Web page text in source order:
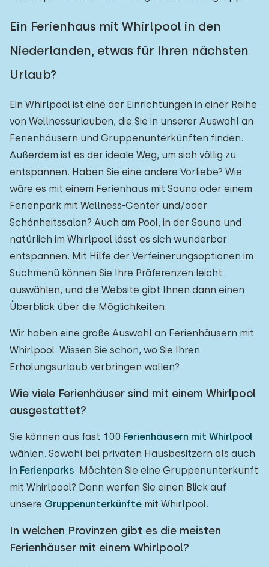
Ein Ferienhaus mit Whirlpool in den
Niederlanden, etwas für Ihren nächsten
Urlaub?
Ein Whirlpool ist eine der Einrichtungen in einer Reihe
von Wellnessurlauben, die Sie in unserer Auswahl an
Ferienhäusern und Gruppenunterkünften finden.
Außerdem ist es der ideale Weg, um sich völlig zu
entspannen. Haben Sie eine andere Vorliebe? Wie
wäre es mit einem Ferienhaus mit Sauna oder einem
Ferienpark mit Wellness-Center und/oder
Schönheitssalon? Auch am Pool, in der Sauna und
natürlich im Whirlpool lässt es sich wunderbar
entspannen. Mit Hilfe der Verfeinerungsoptionen im
Suchmenü können Sie Ihre Präferenzen leicht
auswählen, und die Website gibt Ihnen dann einen
Überblick über die Möglichkeiten.
Wir haben eine große Auswahl an Ferienhäusern mit
Whirlpool. Wissen Sie schon, wo Sie Ihren
Erholungsurlaub verbringen wollen?
Wie viele Ferienhäuser sind mit einem Whirlpool
ausgestattet?
Sie können aus fast 100 Ferienhäusern mit Whirlpool
wählen. Sowohl bei privaten Hausbesitzern als auch
in Ferienparks. Möchten Sie eine Gruppenunterkunft
mit Whirlpool? Dann werfen Sie einen Blick auf
unsere Gruppenunterkünfte mit Whirlpool.
In welchen Provinzen gibt es die meisten
Ferienhäuser mit einem Whirlpool?